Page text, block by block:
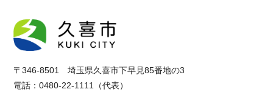
〒346-8501 埼玉県久喜市下早見85番地の3
電話：0480-22-1111（代表）